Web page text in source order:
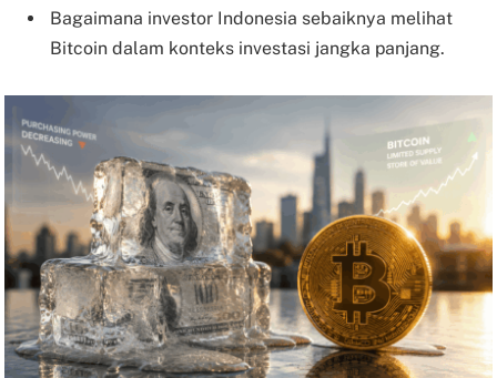
Bagaimana investor Indonesia sebaiknya melihat
Bitcoin dalam konteks investasi jangka panjang.